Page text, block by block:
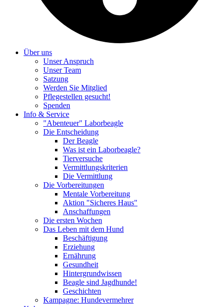
Über uns
Unser Anspruch
Unser Team
Satzung
Werden Sie Mitglied
Pflegestellen gesucht!
Spenden
Info & Service
"Abenteuer" Laborbeagle
Die Entscheidung
Der Beagle
Was ist ein Laborbeagle?
Tierversuche
Vermittlungskriterien
Die Vermittlung
Die Vorbereitungen
Mentale Vorbereitung
Aktion "Sicheres Haus"
Anschaffungen
Die ersten Wochen
Das Leben mit dem Hund
Beschäftigung
Erziehung
Ernährung
Gesundheit
Hintergrundwissen
Beagle sind Jagdhunde!
Geschichten
Kampagne: Hundevermehrer